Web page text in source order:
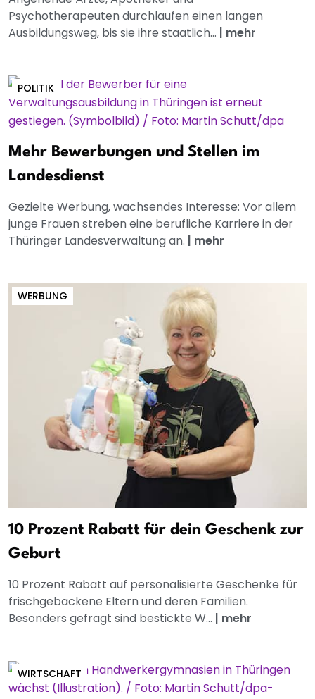
Psychotherapeuten durchlaufen einen langen
Ausbildungsweg, bis sie ihre staatlich... | mehr
POLITIK
Mehr Bewerbungen und Stellen im
Landesdienst
Gezielte Werbung, wachsendes Interesse: Vor allem
junge Frauen streben eine berufliche Karriere in der
Thüringer Landesverwaltung an. | mehr
WERBUNG
10 Prozent Rabatt für dein Geschenk zur
Geburt
10 Prozent Rabatt auf personalisierte Geschenke für
frischgebackene Eltern und deren Familien.
Besonders gefragt sind bestickte W... | mehr
WIRTSCHAFT